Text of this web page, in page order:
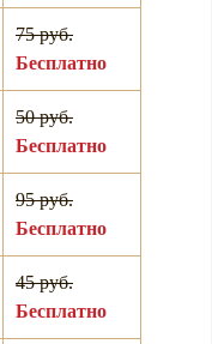
75 руб.
Бесплатно
50 руб.
Бесплатно
95 руб.
Бесплатно
45 руб.
Бесплатно